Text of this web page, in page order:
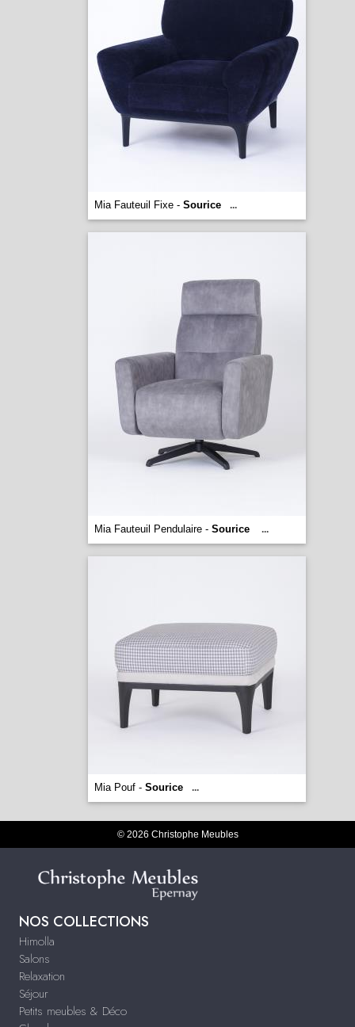
Mia Fauteuil Fixe - Sourice ...
Mia Fauteuil Pendulaire - Sourice ...
Mia Pouf - Sourice ...
© 2026 Christophe Meubles
NOS COLLECTIONS
Himolla
Salons
Relaxation
Séjour
Petits meubles & Déco